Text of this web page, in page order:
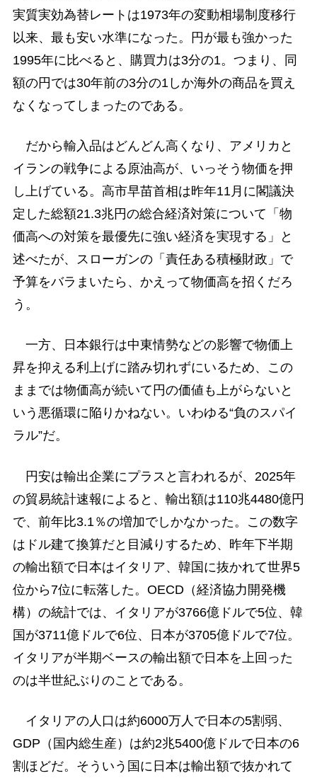
実質実効為替レートは1973年の変動相場制度移行
以来、最も安い水準になった。円が最も強かった
1995年に比べると、購買力は3分の1。つまり、同
額の円では30年前の3分の1しか海外の商品を買え
なくなってしまったのである。
だから輸入品はどんどん高くなり、アメリカと
イランの戦争による原油高が、いっそう物価を押
し上げている。高市早苗首相は昨年11月に閣議決
定した総額21.3兆円の総合経済対策について「物
価高への対策を最優先に強い経済を実現する」と
述べたが、スローガンの「責任ある積極財政」で
予算をバラまいたら、かえって物価高を招くだろ
う。
一方、日本銀行は中東情勢などの影響で物価上
昇を抑える利上げに踏み切れずにいるため、この
ままでは物価高が続いて円の価値も上がらないと
いう悪循環に陥りかねない。いわゆる“負のスパイ
ラル”だ。
円安は輸出企業にプラスと言われるが、2025年
の貿易統計速報によると、輸出額は110兆4480億円
で、前年比3.1％の増加でしかなかった。この数字
はドル建て換算だと目減りするため、昨年下半期
の輸出額で日本はイタリア、韓国に抜かれて世界5
位から7位に転落した。OECD（経済協力開発機
構）の統計では、イタリアが3766億ドルで5位、韓
国が3711億ドルで6位、日本が3705億ドルで7位。
イタリアが半期ベースの輸出額で日本を上回った
のは半世紀ぶりのことである。
イタリアの人口は約6000万人で日本の5割弱、
GDP（国内総生産）は約2兆5400億ドルで日本の6
割ほどだ。そういう国に日本は輸出額で抜かれて